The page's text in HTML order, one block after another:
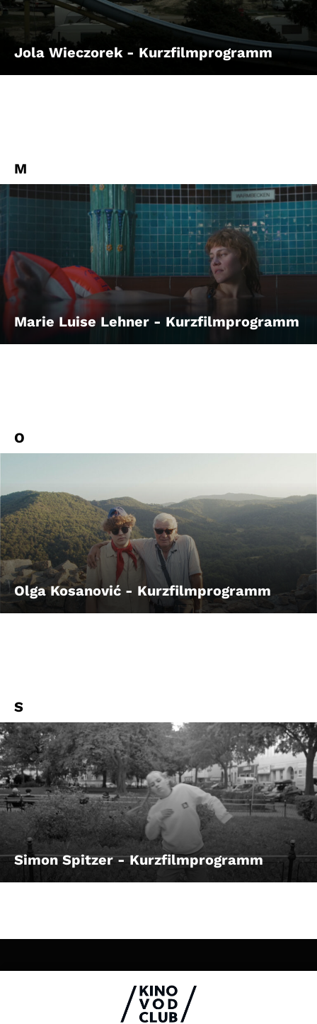
Jola Wieczorek - Kurzfilmprogramm
M
Marie Luise Lehner - Kurzfilmprogramm
O
Olga Kosanović - Kurzfilmprogramm
S
Simon Spitzer - Kurzfilmprogramm
AGB
Kontakt